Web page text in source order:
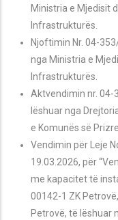
Ministria e Mjedisit
Infrastrukturës.
Njoftimin Nr. 04-
nga Ministria e
Infrastrukturës.
Aktvendimin nr.
lëshuar nga
e Komunës së
Vendimin për Leje
19.03.2026, për
me kapacitet të
00142-1 ZK Petrov
Petrovë, të lëshuar